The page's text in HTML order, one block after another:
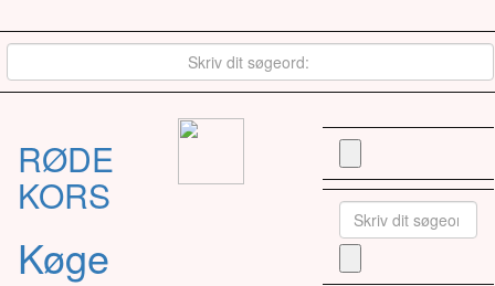
RØDE
KORS
Køge